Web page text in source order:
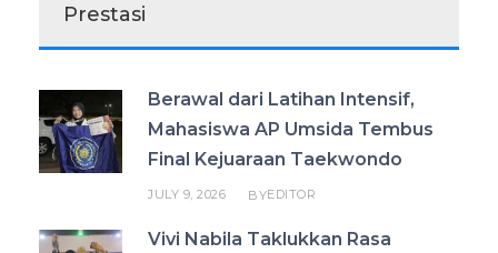
Prestasi
Berawal dari Latihan Intensif,
Mahasiswa AP Umsida Tembus
Final Kejuaraan Taekwondo
JULY 9, 2026 BYEDITOR
Vivi Nabila Taklukkan Rasa